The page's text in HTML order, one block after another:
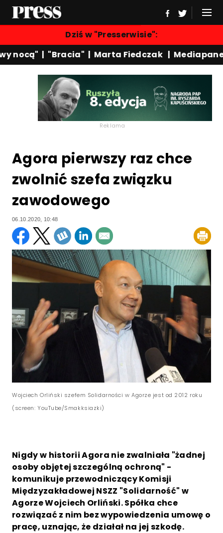
Dziś w "Presserwisie":
nocą"|"Bracia"| Marta Fiedczak| Mediapanel
Reklama
Agora pierwszy raz chce
zwolnić szefa związku
zawodowego
06.10.2020, 10:48
Wojciech Orliński szefem Solidarności w Agorze jest od 2012 roku
(screen: YouTube/Smakksiazki)
Nigdy w historii Agora nie zwalniała "żadnej
osoby objętej szczególną ochroną" -
komunikuje przewodniczący Komisji
Międzyzakładowej NSZZ "Solidarność" w
Agorze Wojciech Orliński. Spółka chce
rozwiązać z nim bez wypowiedzenia umowę o
pracę, uznając, że działał na jej szkodę.